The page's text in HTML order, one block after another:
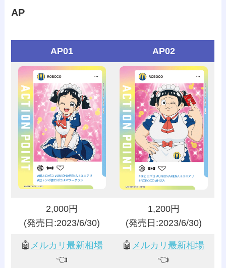
AP
AP01 AP02
2,000円
(発売日:2023/6/30)
1,200円
(発売日:2023/6/30)
🤖 メルカリ最新相場
👈️
🤖 メルカリ最新相場
👈️